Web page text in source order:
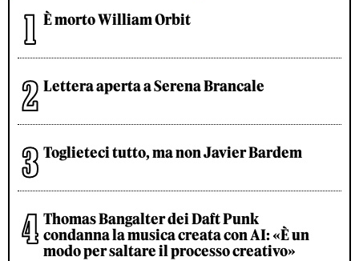
È morto William Orbit
Lettera aperta a Serena Brancale
Toglieteci tutto, ma non Javier Bardem
Thomas Bangalter dei Daft Punk
condanna la musica creata con AI: «È un
modo per saltare il processo creativo»